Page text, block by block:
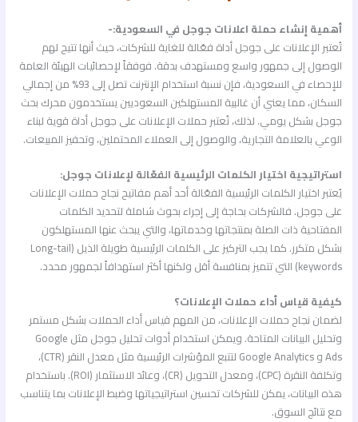
أهمية إنشاء حملة اعلانات جوجل في السعودية:-
تُعتبر الإعلانات على جوجل أداة فعّالة للغاية للشركات، حيث أنها تتيح لهم
الوصول إلى جمهور واسع ومستهدف بدقة. فوفقاً لإحصائيات الهيئة العامة
للإحصاء في السعودية، فإن نسبة استخدام الإنترنت تصل إلى 93% من إجمالي
السكان، مما يعني أن غالبية المستهلكين السعوديين يستخدمون محرك بحث
جوجل بشكل يومي. لذلك، تُعتبر حملات الإعلانات على جوجل أداة قوية لبناء
الوعي بالعلامة التجارية، والوصول إلى العملاء المحتملين، وتحفيز المبيعات.
استراتيجية اختيار الكلمات الرئيسية الفعّالة لإعلانات جوجل:
يُعتبر اختيار الكلمات الرئيسية الفعّالة أحد أهم مفاتيح نجاح حملات الإعلانات
على جوجل. فالشركات بحاجة إلى إجراء بحوث شاملة لتحديد الكلمات
المفتاحية ذات الصلة بمنتجاتها وخدماتها، والتي يبحث عنها المستهلكون
بشكل متكرر. كما يجب التركيز على الكلمات الرئيسية طويلة الذيل (Long-tail
keywords) التي تتميز بمنافسة أقل ولكنها أكثر استهدافاً لجمهور محدد.
كيفية قياس أداء حملات الإعلانات؟
لضمان نجاح حملات الإعلانات، من المهم قياس أداء الحملات بشكل مستمر
وتحليل البيانات المتاحة. ويمكن استخدام أدوات تحليل جوجل مثل Google
Ads و Google Analytics لتتبع المؤشرات الرئيسية مثل معدل النقر (CTR)،
وتكلفة النقرة (CPC)، ومعدل التحويل (CR)، وعائد الاستثمار (ROI). باستخدام
هذه البيانات، يمكن للشركات تحسين استراتيجياتها وضبط الإعلانات بما يتناسب
مع نتائج السوق.